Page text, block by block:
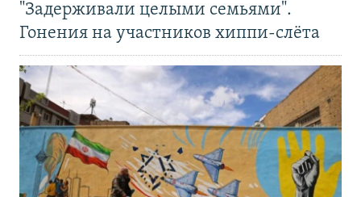
"Задерживали целыми семьями".
Гонения на участников хиппи-слёта